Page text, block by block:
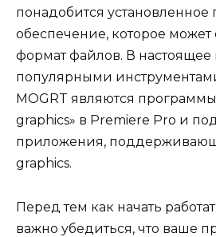
понадобится
обеспечение, которое может
формат файлов. В
популярными
MOGRT являются программы
graphics» в Premiere Pro и
приложения,
graphics.
Перед тем как начать
важно убедиться, что ваше